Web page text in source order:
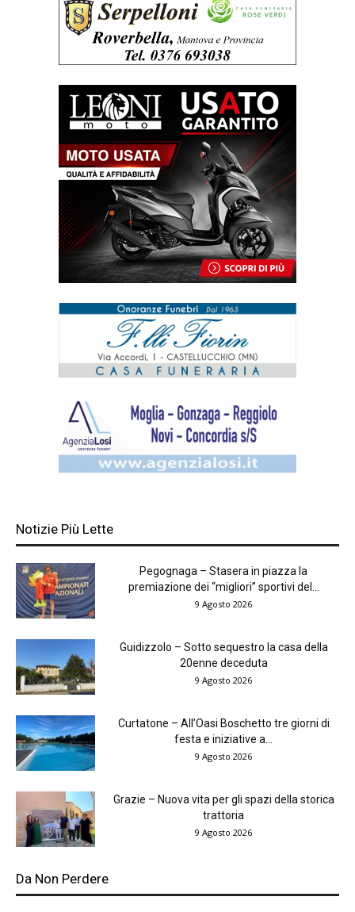
Notizie Più Lette
Pegognaga – Stasera in piazza la
premiazione dei “migliori” sportivi del...
9 Agosto 2026
Guidizzolo – Sotto sequestro la casa della
20enne deceduta
9 Agosto 2026
Curtatone – All’Oasi Boschetto tre giorni di
festa e iniziative a...
9 Agosto 2026
Grazie – Nuova vita per gli spazi della storica
trattoria
9 Agosto 2026
Da Non Perdere